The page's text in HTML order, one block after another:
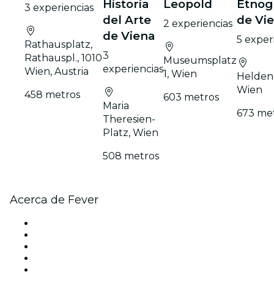
3 experiencias
Rathausplatz,
Rathauspl., 1010
Wien, Austria
458 metros
Historia
del Arte
de Viena
3
experiencias
Maria
Theresien-
Platz, Wien
508 metros
Leopold
2 experiencias
Museumsplatz
1, Wien
603 metros
de
5
Wien
673
Acerca de Fever